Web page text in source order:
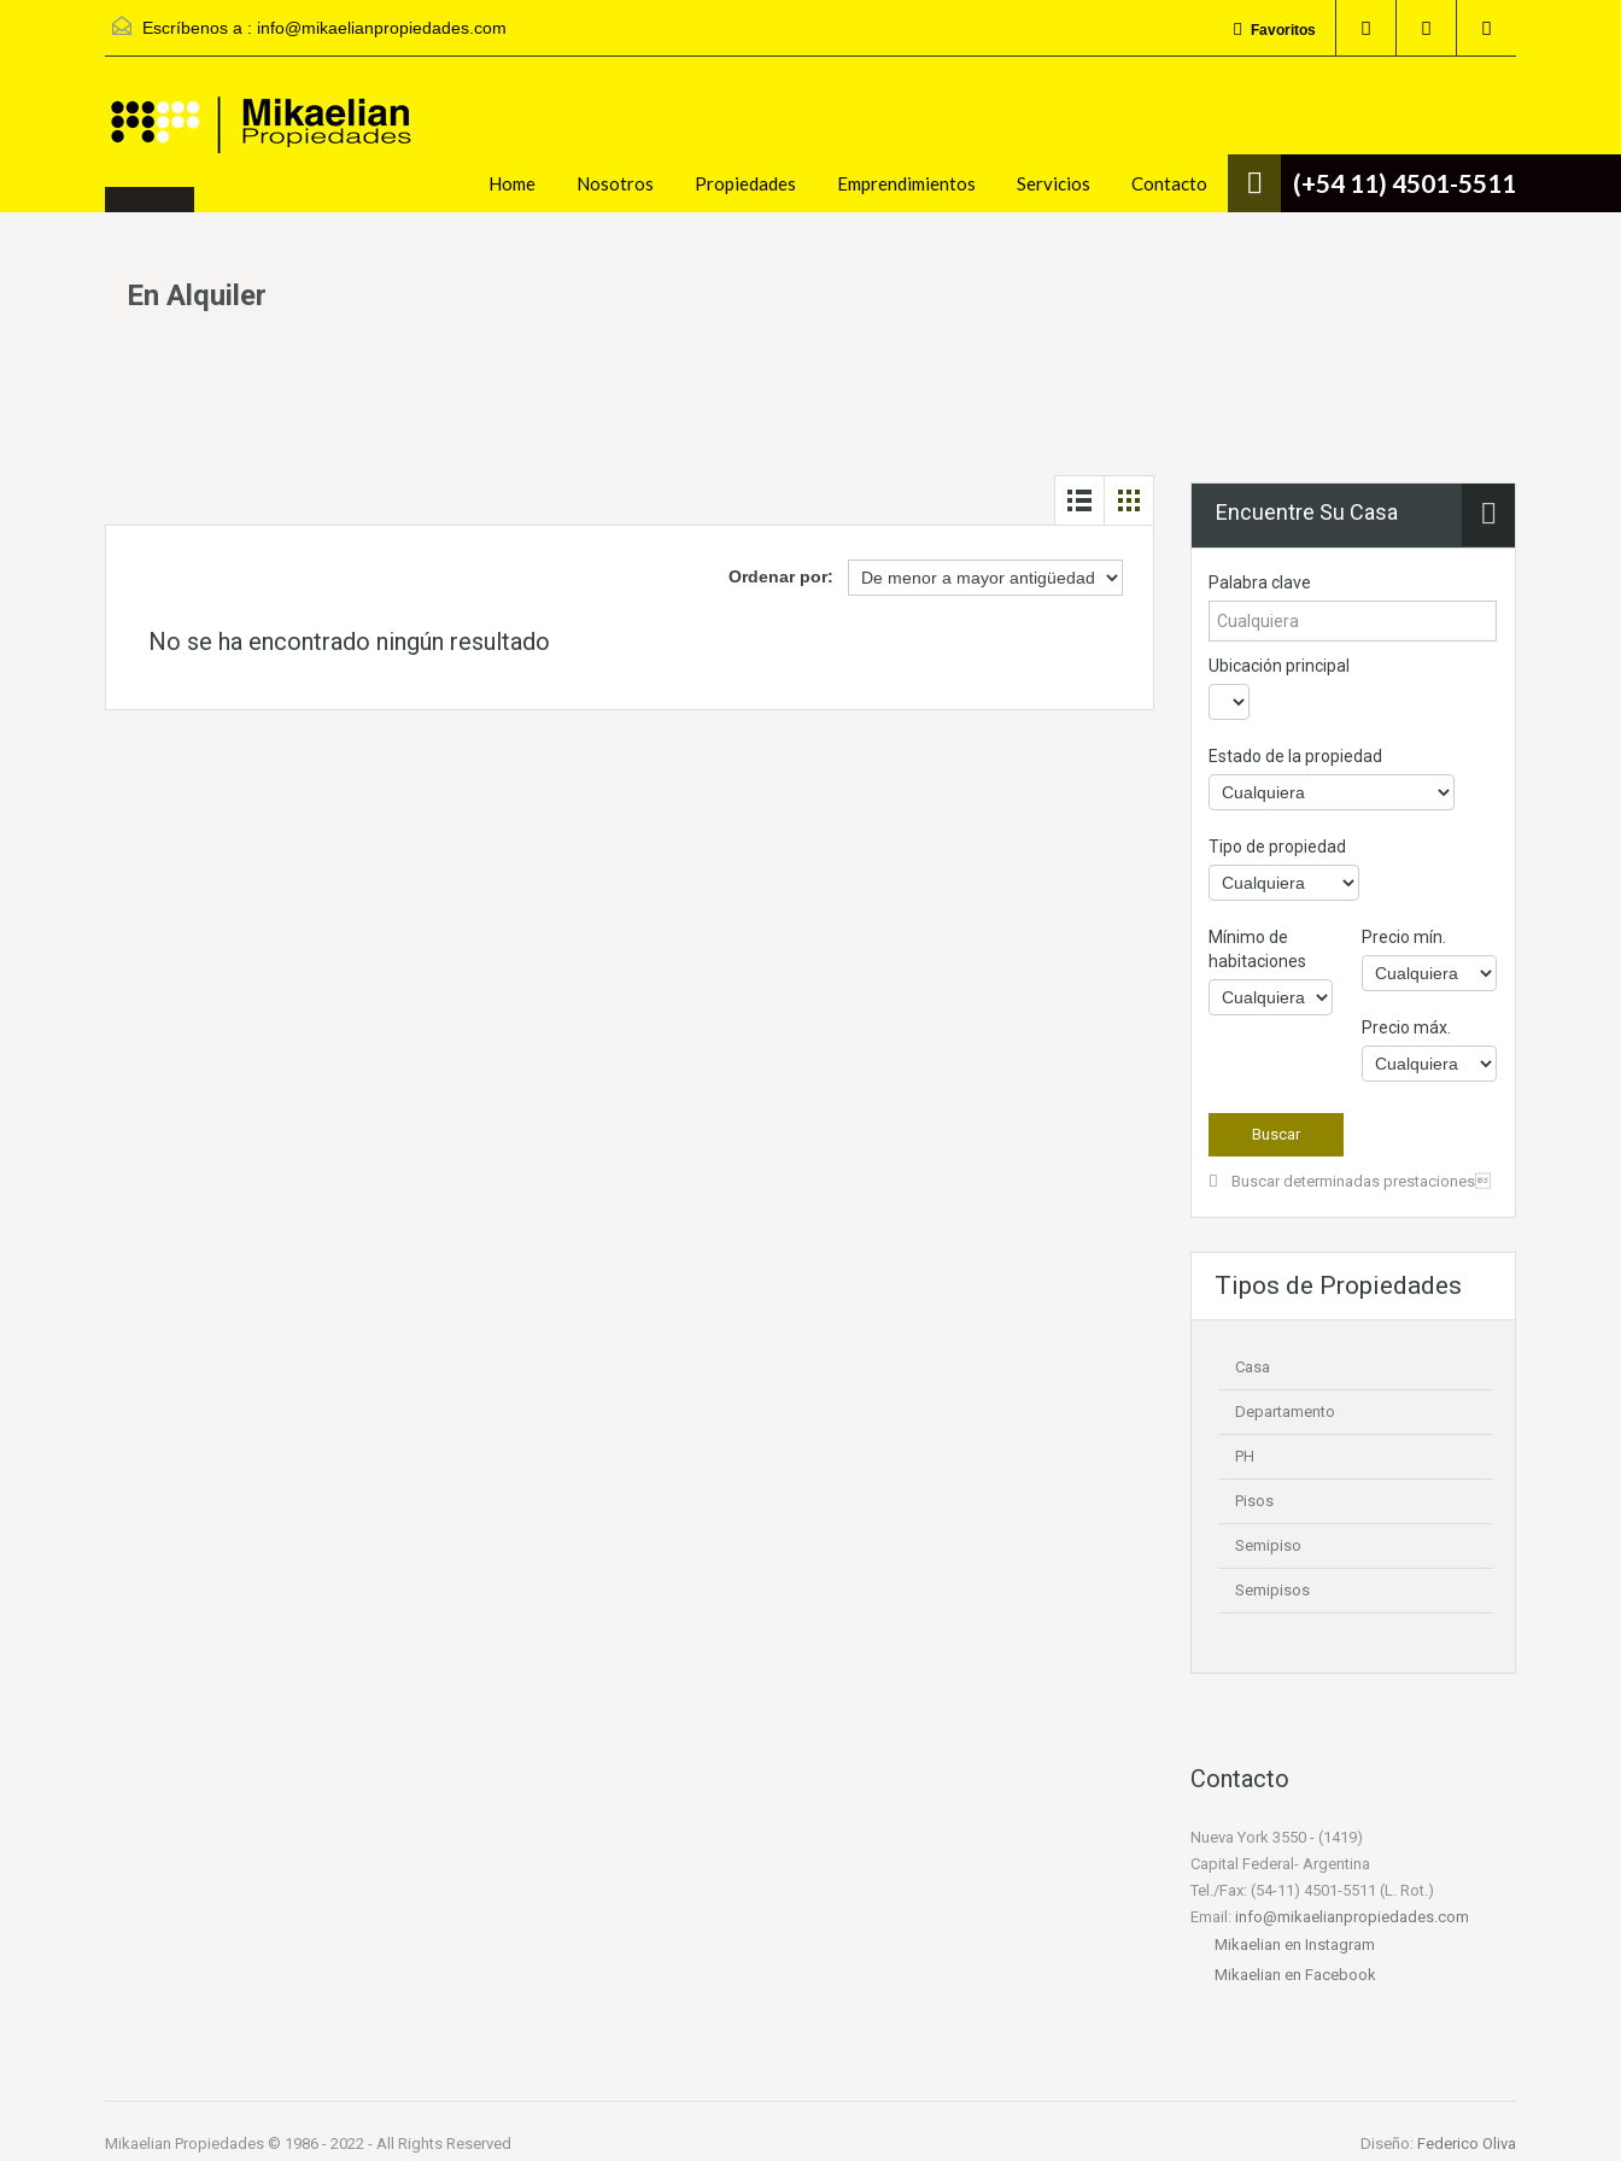
Escríbenos a : info@mikaelianpropiedades.com Favoritos
(+54 11) 4501-5511
Home Nosotros Propiedades Emprendimientos Servicios Contacto
En Alquiler
Ordenar por:
No se ha encontrado ningún resultado
Encuentre Su Casa
Palabra clave
Ubicación principal
Estado de la propiedad
Tipo de propiedad
Mínimo de
habitaciones
Precio mín.
Precio máx.
Buscar determinadas prestaciones
Tipos de Propiedades
Casa
Departamento
PH
Pisos
Semipiso
Semipisos
Contacto
Nueva York 3550 - (1419)
Capital Federal- Argentina
Tel./Fax: (54-11) 4501-5511 (L. Rot.)
Email: info@mikaelianpropiedades.com
Mikaelian en Instagram
Mikaelian en Facebook
Mikaelian Propiedades © 1986 - 2022 - All Rights Reserved Diseño: Federico Oliva